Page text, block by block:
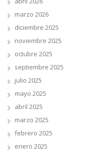
marzo 2026
diciembre 2025
noviembre 2025
octubre 2025
septiembre 2025
julio 2025
mayo 2025
abril 2025
marzo 2025
febrero 2025
enero 2025